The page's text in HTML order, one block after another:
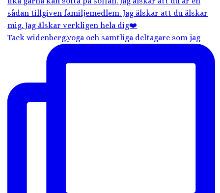
Tack widenberg.yoga och samtliga deltagare som jag